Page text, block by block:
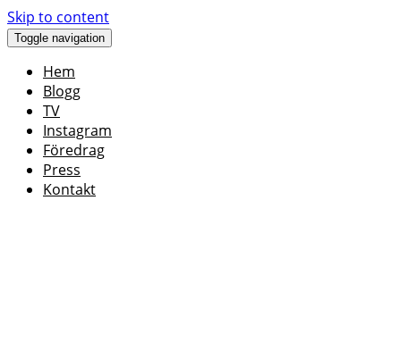
Skip to content
Toggle navigation
Hem
Blogg
TV
Instagram
Föredrag
Press
Kontakt